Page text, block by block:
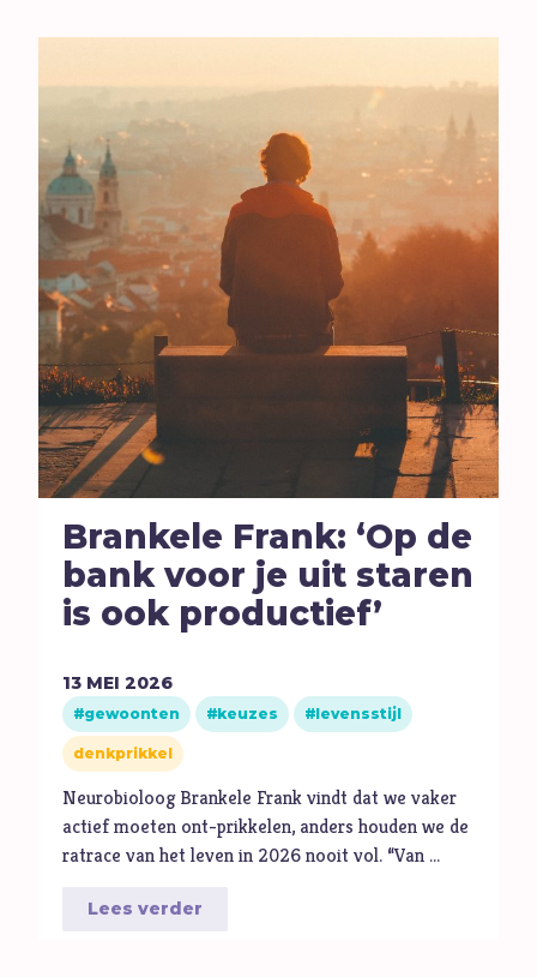
Denkprikkel
Video
Alle onderwerpen
Ambitie
Angst
Antisemitisme
Beproeving
biddag
Bidden
Criminaliteit
Cultuur
Dankbaarheid
Dankdag
Drank
Brankele Frank: ‘Op de
bank voor je uit staren
is ook productief’
13 MEI 2026
gewoonten keuzes levensstijl
denkprikkel
Neurobioloog Brankele Frank vindt dat we vaker
actief moeten ont-prikkelen, anders houden we de
ratrace van het leven in 2026 nooit vol. “Van …
Lees verder